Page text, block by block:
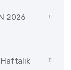
2026